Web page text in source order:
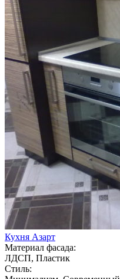
Кухня Азарт
Материал фасада:
ЛДСП, Пластик
Стиль: